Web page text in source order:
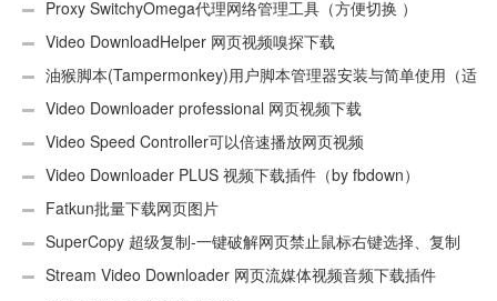
效:“CEX_HEADER_INVALID”的解决办法
Proxy SwitchyOmega代理网络管理工具（方便切换 ）
Video DownloadHelper 网页视频嗅探下载
油猴脚本(Tampermonkey)用户脚本管理器安装与简单使用（适
用Android）
Video Downloader professional 网页视频下载
Video Speed Controller可以倍速播放网页视频
Video Downloader PLUS 视频下载插件（by fbdown）
Fatkun批量下载网页图片
SuperCopy 超级复制-一键破解网页禁止鼠标右键选择、复制
Stream Video Downloader 网页流媒体视频音频下载插件